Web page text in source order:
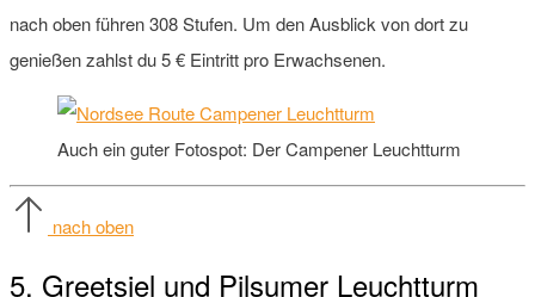
nach oben führen 308 Stufen. Um den Ausblick von dort zu
genießen zahlst du 5 € Eintritt pro Erwachsenen.
Auch ein guter Fotospot: Der Campener Leuchtturm
nach oben
5. Greetsiel und Pilsumer Leuchtturm